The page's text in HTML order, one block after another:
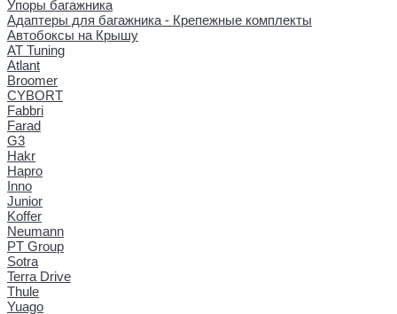
Упоры багажника
Адаптеры для багажника - Крепежные комплекты
Автобоксы на Крышу
AT Tuning
Atlant
Broomer
CYBORT
Fabbri
Farad
G3
Hakr
Hapro
Inno
Junior
Koffer
Neumann
PT Group
Sotra
Terra Drive
Thule
Yuago